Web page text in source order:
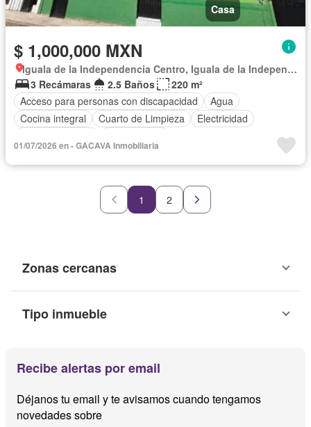
Casa
$ 1,000,000 MXN
Iguala de la Independencia Centro, Iguala de la Independencia
3 Recámaras
2.5 Baños
220 m²
Acceso para personas con discapacidad
Agua
Cocina integral
Cuarto de Limpieza
Electricidad
01/07/2026 en - GACAVA Inmobiliaria
1 2
Zonas cercanas
Tipo inmueble
Recibe alertas por email
Déjanos tu email y te avisamos cuando tengamos
novedades sobre